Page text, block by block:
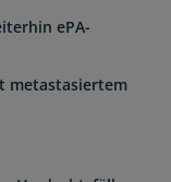
ePA-
metastasiertem